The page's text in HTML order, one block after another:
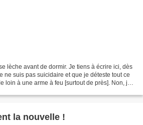
lèche avant de dormir. Je tiens à écrire ici, dès
ne suis pas suicidaire et que je déteste tout ce
loin à une arme à feu [surtout de près]. Non, je
la nouvelle !